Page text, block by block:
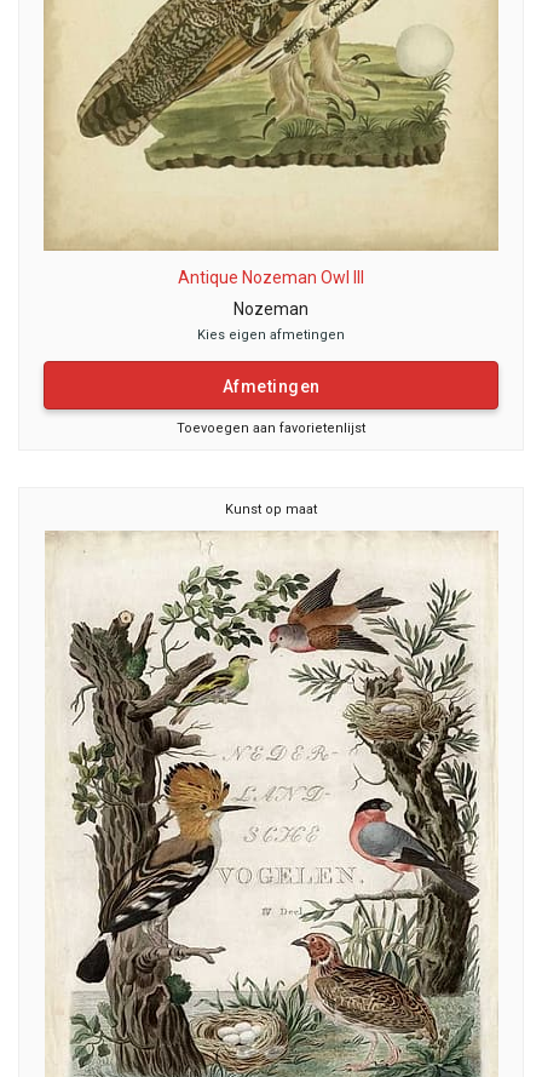
Antique Nozeman Owl III
Nozeman
Kies eigen afmetingen
Afmetingen
Toevoegen aan favorietenlijst
Kunst op maat